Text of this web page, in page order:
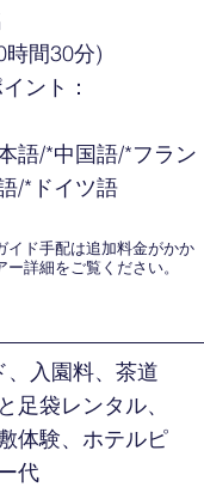
間30分)
ント：
語/*中国語/*フラン
/*ドイツ語
ド手配は追加料金がかか
詳細をご覧ください。
入園料、茶道
足袋レンタル、
体験、ホテルピ
代